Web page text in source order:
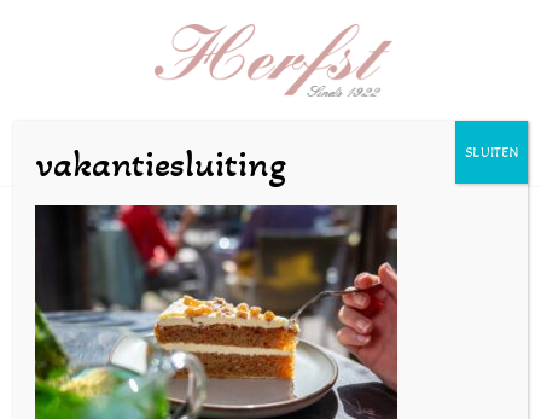
SZeilstra-gebak1mei24-
41
doorbakkerijherfst|mei 16, 2024
vakantiesluiting SLUITEN